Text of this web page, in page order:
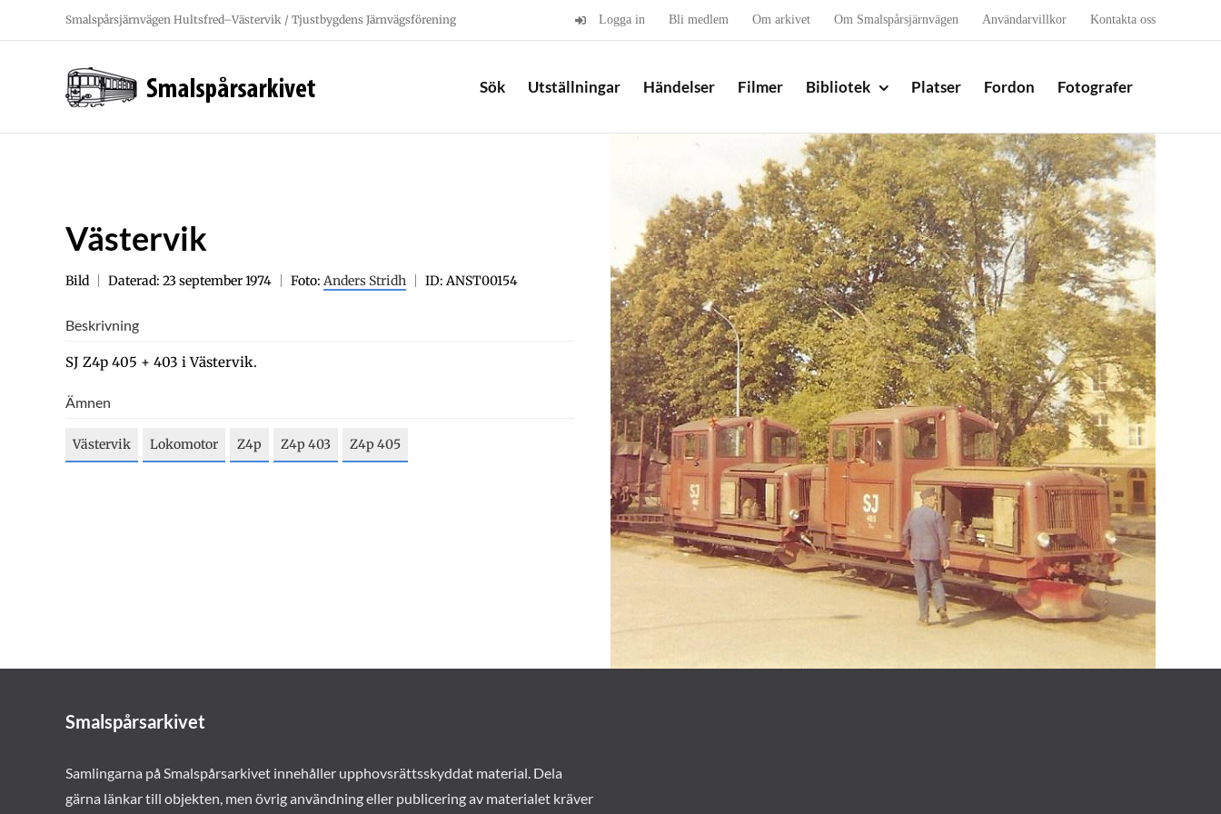
Smalspårsjärnvägen Hultsfred–Västervik / Tjustbygdens Järnvägsförening Logga in Bli medlem Om arkivet Om Smalspårsjärnvägen Användarvillkor Kontakta oss
Sök Utställningar Händelser Filmer Bibliotek Platser Fordon Fotografer
Västervik
Bild Daterad: 23 september 1974 Foto: Anders Stridh ID: ANST00154
Beskrivning
SJ Z4p 405 + 403 i Västervik.
Ämnen
Västervik Lokomotor Z4p Z4p 403 Z4p 405
Smalspårsarkivet
Samlingarna på Smalspårsarkivet innehåller upphovsrättsskyddat material. Dela
gärna länkar till objekten, men övrig användning eller publicering av materialet kräver